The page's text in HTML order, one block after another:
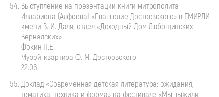
Выступление на презентации книги митрополита
Иллариона (Алфеева) «Евангелие Достоевского» в ГМИРЛИ
имени В. И. Даля, отдел «Доходный Дом Любощинских —
Вернадских»
Фокин П.Е.
Музей-квартира Ф. М. Достоевского
22.06
Доклад «Современная детская литература: ожидания,
тематика, техника и форма» на фестивале «Мы выжили,